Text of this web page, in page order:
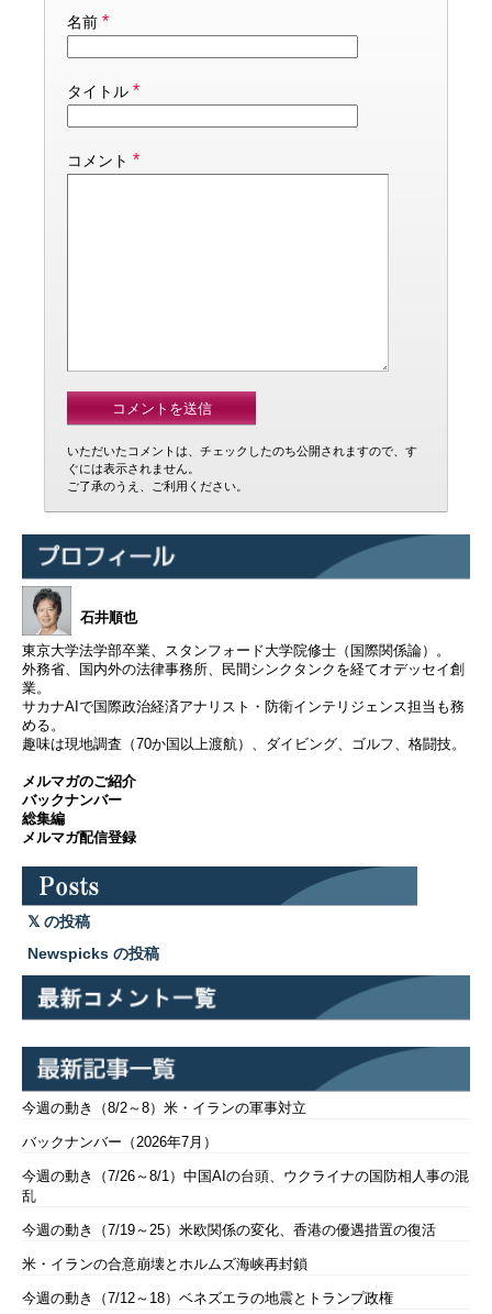
名前 *
タイトル *
コメント *
いただいたコメントは、チェックしたのち公開されますので、す
ぐには表示されません。
ご了承のうえ、ご利用ください。
石井順也
東京大学法学部卒業、スタンフォード大学院修士（国際関係論）。
外務省、国内外の法律事務所、民間シンクタンクを経てオデッセイ創
業。
サカナAIで国際政治経済アナリスト・防衛インテリジェンス担当も務
める。
趣味は現地調査（70か国以上渡航）、ダイビング、ゴルフ、格闘技。
メルマガのご紹介
バックナンバー
総集編
メルマガ配信登録
の投稿
Newspicks の投稿
今週の動き（8/2～8）米・イランの軍事対立
バックナンバー（2026年7月）
今週の動き（7/26～8/1）中国AIの台頭、ウクライナの国防相人事の混
乱
今週の動き（7/19～25）米欧関係の変化、香港の優遇措置の復活
米・イランの合意崩壊とホルムズ海峡再封鎖
今週の動き（7/12～18）ベネズエラの地震とトランプ政権